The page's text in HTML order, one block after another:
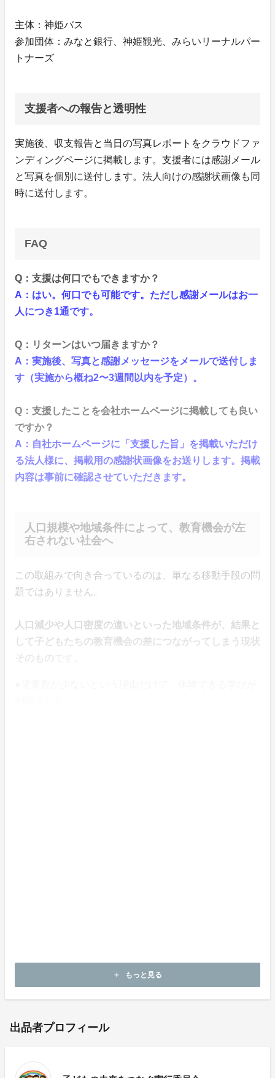
主体：神姫バス
参加団体：みなと銀行、神姫観光、みらいリーナルパー
トナーズ
支援者への報告と透明性
実施後、収支報告と当日の写真レポートをクラウドファ
ンディングページに掲載します。支援者には感謝メール
と写真を個別に送付します。法人向けの感謝状画像も同
時に送付します。
FAQ
Q：支援は何口でもできますか？
A：はい。何口でも可能です。ただし感謝メールはお一
人につき1通です。
Q：リターンはいつ届きますか？
A：実施後、写真と感謝メッセージをメールで送付しま
す（実施から概ね2〜3週間以内を予定）。
Q：支援したことを会社ホームページに掲載しても良い
ですか？
A：自社ホームページに「支援した旨」を掲載いただけ
る法人様に、掲載用の感謝状画像をお送りします。掲載
内容は事前に確認させていただきます。
人口規模や地域条件によって、教育機会が左
右されない社会へ
この取組みで向き合っているのは、単なる移動手段の問
題ではありません。
人口減少や人口密度の違いといった地域条件が、結果と
して子どもたちの教育機会の差につながってしまう現状
add もっと見る
出品者プロフィール